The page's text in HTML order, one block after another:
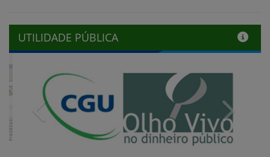
UTILIDADE PÚBLICA
Previous